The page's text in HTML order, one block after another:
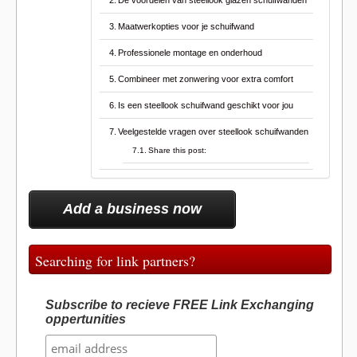
Maatwerkopties voor je schuifwand
Professionele montage en onderhoud
Combineer met zonwering voor extra comfort
Is een steellook schuifwand geschikt voor jou
Veelgestelde vragen over steellook schuifwanden
Share this post:
Add a business now
Searching for link partners?
Subscribe to recieve FREE Link Exchanging
oppertunities